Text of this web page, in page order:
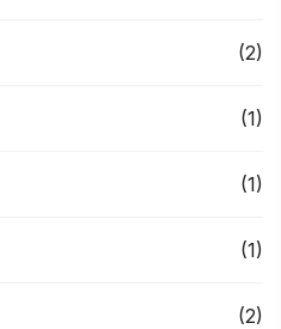
(2)
(1)
(1)
(1)
(2)